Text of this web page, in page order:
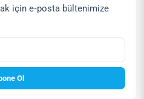
için e‑posta bültenimize
Ol